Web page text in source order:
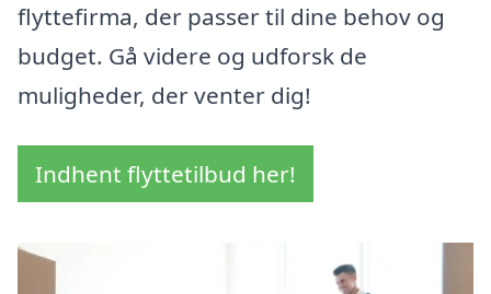
flyttefirma, der passer til dine behov og
budget. Gå videre og udforsk de
muligheder, der venter dig!
Indhent flyttetilbud her!